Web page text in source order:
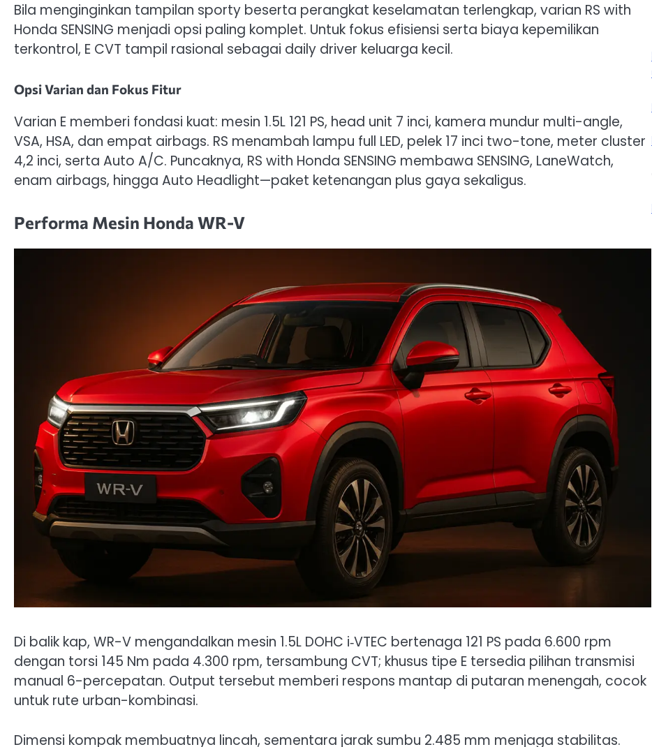
Bila menginginkan tampilan sporty beserta perangkat keselamatan terlengkap, varian RS with
Honda SENSING menjadi opsi paling komplet. Untuk fokus efisiensi serta biaya kepemilikan
terkontrol, E CVT tampil rasional sebagai daily driver keluarga kecil.
Opsi Varian dan Fokus Fitur
Varian E memberi fondasi kuat: mesin 1.5L 121 PS, head unit 7 inci, kamera mundur multi-angle,
VSA, HSA, dan empat airbags. RS menambah lampu full LED, pelek 17 inci two-tone, meter cluster
4,2 inci, serta Auto A/C. Puncaknya, RS with Honda SENSING membawa SENSING, LaneWatch,
enam airbags, hingga Auto Headlight—paket ketenangan plus gaya sekaligus.
Performa Mesin Honda WR-V
Di balik kap, WR-V mengandalkan mesin 1.5L DOHC i‑VTEC bertenaga 121 PS pada 6.600 rpm
dengan torsi 145 Nm pada 4.300 rpm, tersambung CVT; khusus tipe E tersedia pilihan transmisi
manual 6-percepatan. Output tersebut memberi respons mantap di putaran menengah, cocok
untuk rute urban-kombinasi.
Dimensi kompak membuatnya lincah, sementara jarak sumbu 2.485 mm menjaga stabilitas.